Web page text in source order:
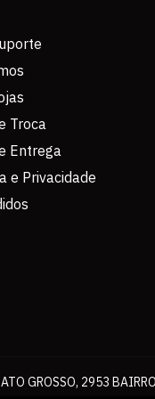
Troca
Entrega
e Privacidade
GROSSO, 2953